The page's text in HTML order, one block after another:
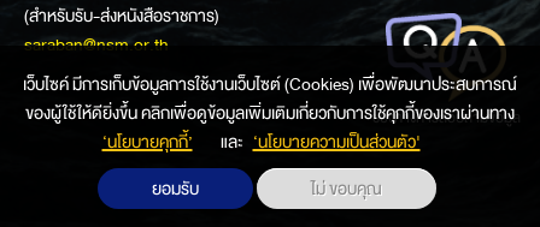
(สำหรับรับ-ส่งหนังสือราชการ)
saraban@nsm.or.th
ช่องทางการสอบถามข้อมูล
เว็บไซค์ มีการเก็บข้อมูลการใช้งานเว็บไซต์ (Cookies) เพื่อพัฒนาประสบการณ์
ของผู้ใช้ให้ดียิ่งขึ้น คลิกเพื่อดูข้อมูลเพิ่มเติมเกี่ยวกับการใช้คุกกี้ของเราผ่านทาง
‘นโยบายคุกกี้’
และ ‘นโยบายความเป็นส่วนตัว'
ยอมรับ
ไม่ ขอบคุณ